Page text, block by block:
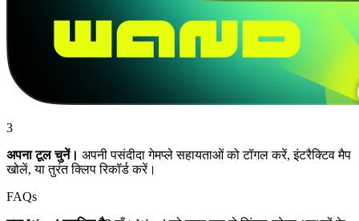
3
अपना टूल चुनें। अपनी पसंदीदा गेमप्ले सहायताओं को टॉगल करें, इंटरैक्टिव मैप
खोलें, या तुरंत क्लिप रिकॉर्ड करें।
FAQs